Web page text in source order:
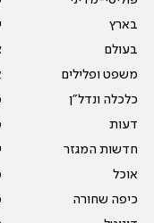
בארץ
בעולם
משפט ופלילים
כלכלה ונדל"ן
דעות
חדשות המגזר
אוכל
כיפה שחורה